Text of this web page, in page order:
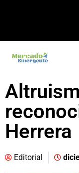
Herrera
Editorial